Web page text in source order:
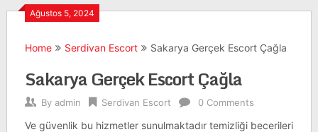
Ağustos 5, 2024
Home Serdivan Escort Sakarya Gerçek Escort Çağla
Sakarya Gerçek Escort Çağla
By admin Serdivan Escort 0 Comments
Ve güvenlik bu hizmetler sunulmaktadır temizliği becerileri